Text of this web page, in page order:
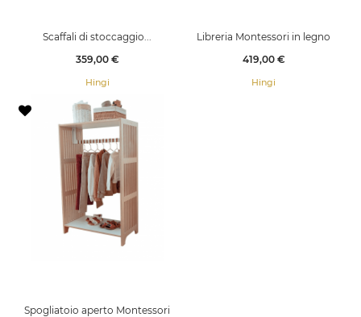
Scaffali di stoccaggio...
Prezzo
359,00 €
Hingi
Libreria Montessori in legno
Prezzo
419,00 €
Hingi
Spogliatoio aperto Montessori